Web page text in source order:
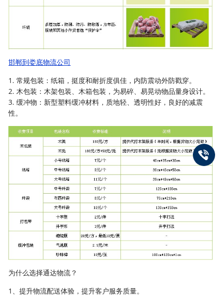
邯郸到娄底物流公司
1. 常规包装：纸箱，挺度和耐折度俱佳，内防震动外防戳穿。
2. 木包装：木架包装、木箱包装，为易碎、易晃动物品量身设计。
3. 缓冲物：新型塑料缓冲材料，质地轻、透明性好，良好的减震
性。
为什么选择通达物流？
1、提升物流配送体验，提升客户服务质量。